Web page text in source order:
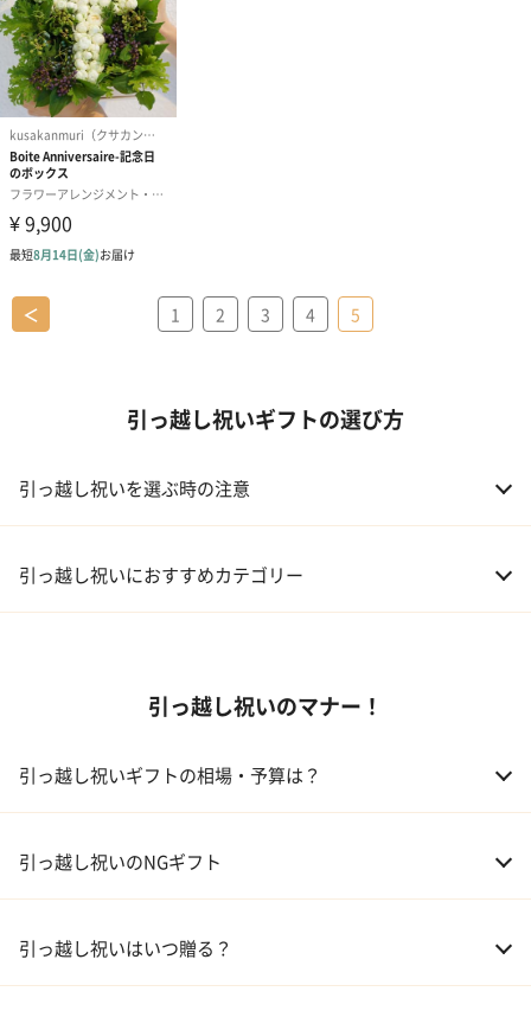
＜ 1 2 3 4 5
引っ越し祝いギフトの選び方
引っ越し祝いを選ぶ時の注意
引っ越し祝いにおすすめカテゴリー
03 スイーツ
05 ギフトカタログ
引っ越し祝いのマナー！
引っ越し祝いギフトの相場・予算は？
02 友人、同僚 5,000～10,000円
引っ越し祝いのNGギフト
引っ越し祝いはいつ贈る？